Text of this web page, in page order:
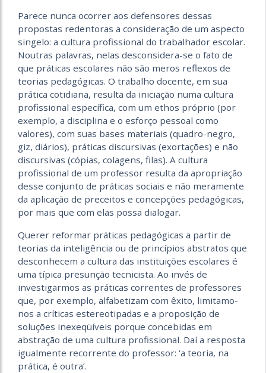
Parece nunca ocorrer aos defensores dessas
propostas redentoras a consideração de um aspecto
singelo: a cultura profissional do trabalhador escolar.
Noutras palavras, nelas desconsidera-se o fato de
que práticas escolares não são meros reflexos de
teorias pedagógicas. O trabalho docente, em sua
prática cotidiana, resulta da iniciação numa cultura
profissional específica, com um ethos próprio (por
exemplo, a disciplina e o esforço pessoal como
valores), com suas bases materiais (quadro-negro,
giz, diários), práticas discursivas (exortações) e não
discursivas (cópias, colagens, filas). A cultura
profissional de um professor resulta da apropriação
desse conjunto de práticas sociais e não meramente
da aplicação de preceitos e concepções pedagógicas,
por mais que com elas possa dialogar.
Querer reformar práticas pedagógicas a partir de
teorias da inteligência ou de princípios abstratos que
desconhecem a cultura das instituições escolares é
uma típica presunção tecnicista. Ao invés de
investigarmos as práticas correntes de professores
que, por exemplo, alfabetizam com êxito, limitamo-
nos a críticas estereotipadas e a proposição de
soluções inexeqüíveis porque concebidas em
abstração de uma cultura profissional. Daí a resposta
igualmente recorrente do professor: ‘a teoria, na
prática, é outra’.